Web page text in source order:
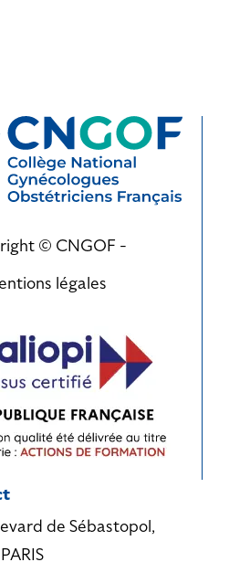
© CNGOF -
légales
de Sébastopol,